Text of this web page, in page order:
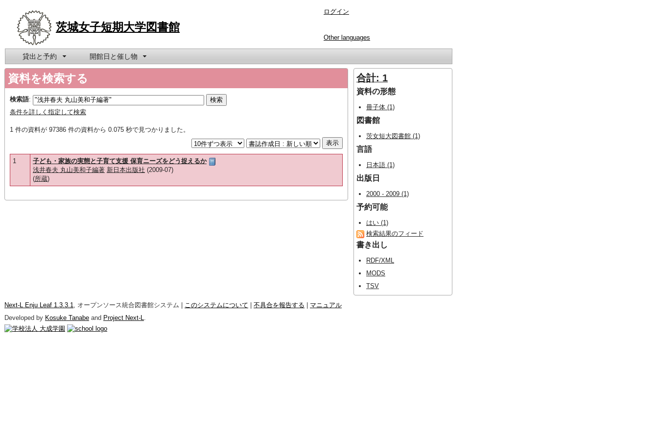
茨城女子短期大学図書館
ログイン
Other languages
貸出と予約 開館日と催し物
資料を検索する
検索語:
条件を詳しく指定して検索
1 件の資料が 97386 件の資料から 0.075 秒で見つかりました。
1
子ども・家族の実態と子育て支援 保育ニーズをどう捉えるか
浅井春夫 丸山美和子編著 新日本出版社 (2009-07)
(所蔵)
合計: 1
資料の形態
冊子体 (1)
図書館
茨女短大図書館 (1)
言語
日本語 (1)
出版日
2000 - 2009 (1)
予約可能
はい (1)
検索結果のフィード
書き出し
RDF/XML
MODS
TSV
Next-L Enju Leaf 1.3.3.1, オープンソース統合図書館システム | このシステムについて 不具合を報告する
マニュアル
Developed by Kosuke Tanabe and Project Next-L.